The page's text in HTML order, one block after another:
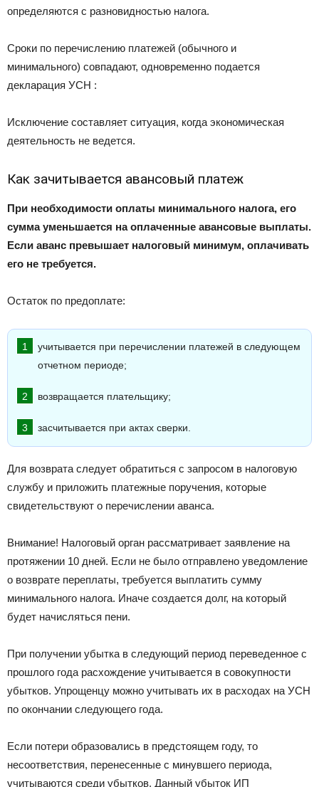
определяются с разновидностью налога.
Сроки по перечислению платежей (обычного и
минимального) совпадают, одновременно подается
декларация УСН :
Исключение составляет ситуация, когда экономическая
деятельность не ведется.
Как зачитывается авансовый платеж
При необходимости оплаты минимального налога, его
сумма уменьшается на оплаченные авансовые выплаты.
Если аванс превышает налоговый минимум, оплачивать
его не требуется.
Остаток по предоплате:
учитывается при перечислении платежей в следующем
отчетном периоде;
возвращается плательщику;
засчитывается при актах сверки.
Для возврата следует обратиться с запросом в налоговую
службу и приложить платежные поручения, которые
свидетельствуют о перечислении аванса.
Внимание! Налоговый орган рассматривает заявление на
протяжении 10 дней. Если не было отправлено уведомление
о возврате переплаты, требуется выплатить сумму
минимального налога. Иначе создается долг, на который
будет начисляться пени.
При получении убытка в следующий период переведенное с
прошлого года расхождение учитывается в совокупности
убытков. Упрощенцу можно учитывать их в расходах на УСН
по окончании следующего года.
Если потери образовались в предстоящем году, то
несоответствия, перенесенные с минувшего периода,
учитываются среди убытков. Данный убыток ИП